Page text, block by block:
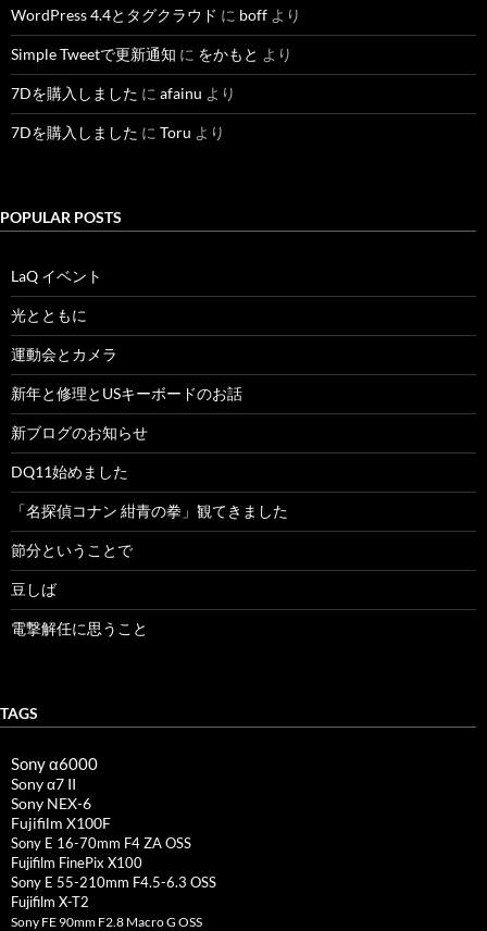
WordPress 4.4とタグクラウド に boff より
Simple Tweetで更新通知 に をかもと より
7Dを購入しました に afainu より
7Dを購入しました に Toru より
POPULAR POSTS
LaQ イベント
光とともに
運動会とカメラ
新年と修理とUSキーボードのお話
新ブログのお知らせ
DQ11始めました
「名探偵コナン 紺青の拳」観てきました
節分ということで
豆しば
電撃解任に思うこと
TAGS
Sony α6000
Sony α7 II
Sony NEX-6
Fujifilm X100F
Sony E 16-70mm F4 ZA OSS
Fujifilm FinePix X100
Sony E 55-210mm F4.5-6.3 OSS
Fujifilm X-T2
Sony FE 90mm F2.8 Macro G OSS